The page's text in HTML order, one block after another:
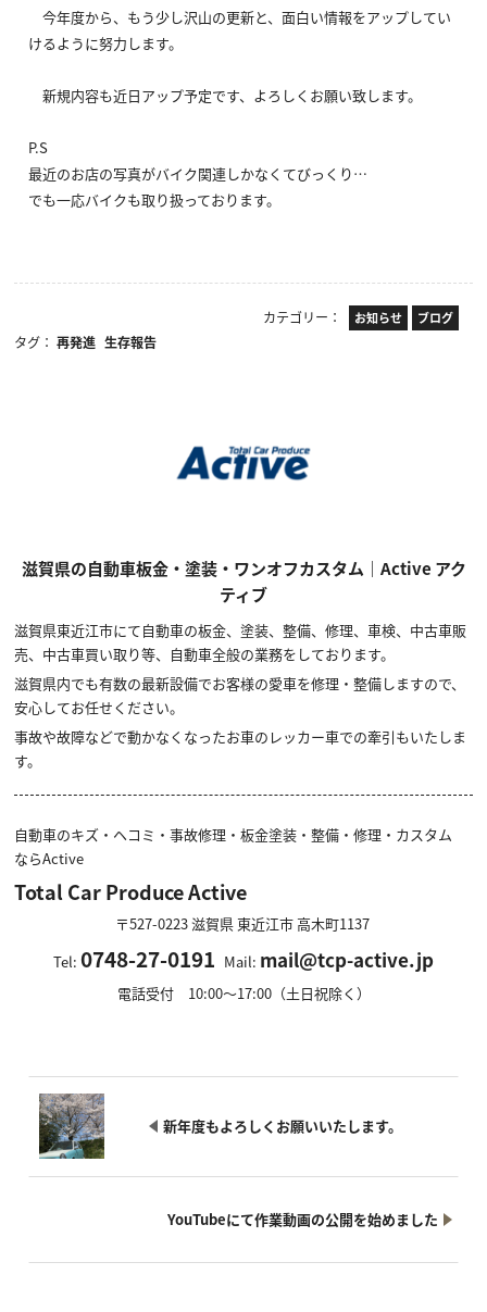
今年度から、もう少し沢山の更新と、面白い情報をアップしてい
けるように努力します。
新規内容も近日アップ予定です、よろしくお願い致します。
P.S
最近のお店の写真がバイク関連しかなくてびっくり…
でも一応バイクも取り扱っております。
カテゴリー： お知らせ ブログ
タグ： 再発進 生存報告
滋賀県の自動車板金・塗装・ワンオフカスタム｜Active アク
ティブ
滋賀県東近江市にて自動車の板金、塗装、整備、修理、車検、中古車販
売、中古車買い取り等、自動車全般の業務をしております。
滋賀県内でも有数の最新設備でお客様の愛車を修理・整備しますので、
安心してお任せください。
事故や故障などで動かなくなったお⾞のレッカー⾞での牽引もいたしま
す。
自動車のキズ・ヘコミ・事故修理・板金塗装・整備・修理・カスタム
ならActive
Total Car Produce Active
〒527-0223滋賀県東近江市高木町1137
Tel: 0748-27-0191 Mail: mail@tcp-active.jp
電話受付 10:00～17:00（土日祝除く）
新年度もよろしくお願いいたします。
YouTubeにて作業動画の公開を始めました